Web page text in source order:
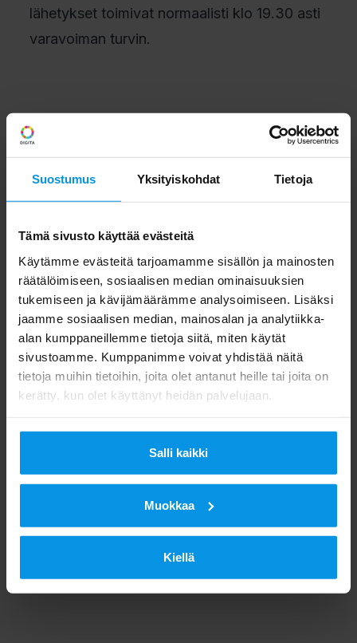
Suostumus Yksityiskohdat Tietoja
Tämä sivusto käyttää evästeitä
Käytämme evästeitä tarjoamamme sisällön ja mainosten
räätälöimiseen, sosiaalisen median ominaisuuksien
tukemiseen ja kävijämäärämme analysoimiseen. Lisäksi
jaamme sosiaalisen median, mainosalan ja analytiikka-
alan kumppaneillemme tietoja siitä, miten käytät
sivustoamme. Kumppanimme voivat yhdistää näitä
tietoja muihin tietoihin, joita olet antanut heille tai joita on
kerätty, kun olet käyttänyt heidän palvelujaan.
Salli kaikki
Muokkaa
Kiellä
lähetykset toimivat normaalisti klo 19.30 asti
varavoiman turvin.
Digita pahoittelee katkoksista mahdollisesti
aiheutuvaa haittaa.
Digita/Viestintä